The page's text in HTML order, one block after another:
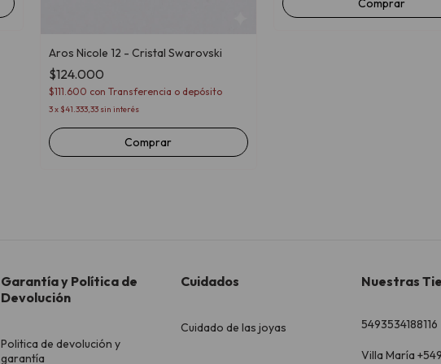
Aros Nicole 12 - Cristal Swarovski
$124.000
$111.600 con Transferencia o depósito
3x $41.333,33 sin interés
Comprar
Garantía y Política de
Devolución
Politica de devolución y
garantía
Cuidados
Cuidado de las joyas
Nuestras
5493534188116
Villa María